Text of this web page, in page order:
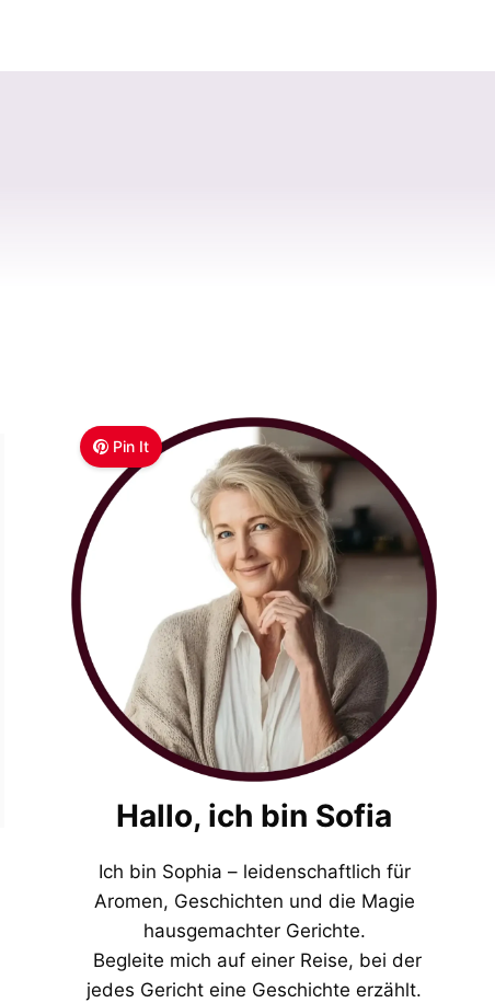
Pin It
Hallo, ich bin Sofia
Ich bin Sophia – leidenschaftlich für
Aromen, Geschichten und die Magie
hausgemachter Gerichte.
Begleite mich auf einer Reise, bei der
jedes Gericht eine Geschichte erzählt.